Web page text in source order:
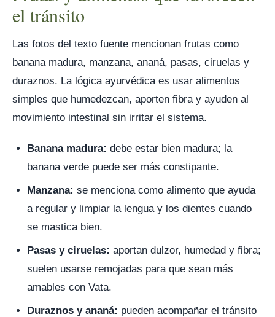
el tránsito
Las fotos del texto fuente mencionan frutas como
banana madura, manzana, ananá, pasas, ciruelas y
duraznos. La lógica ayurvédica es usar alimentos
simples que humedezcan, aporten fibra y ayuden al
movimiento intestinal sin irritar el sistema.
Banana madura: debe estar bien madura; la
banana verde puede ser más constipante.
Manzana: se menciona como alimento que ayuda
a regular y limpiar la lengua y los dientes cuando
se mastica bien.
Pasas y ciruelas: aportan dulzor, humedad y fibra;
suelen usarse remojadas para que sean más
amables con Vata.
Duraznos y ananá: pueden acompañar el tránsito